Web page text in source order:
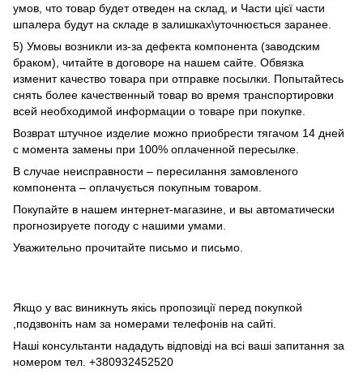
умов, что товар будет отведен на склад, и Части цієї части
шпалера будут на складе в залишках\уточнюється заранее.
5) Умовы возникли из-за дефекта компонента (заводским
браком), читайте в договоре на нашем сайте. Обвязка
изменит качество товара при отправке посылки. Попытайтесь
снять более качественный товар во время транспортировки
всей необходимой информации о товаре при покупке.
Возврат штучное изделие можно приобрести тягачом 14 дней
с момента замены при 100% оплаченной пересылке.
В случае неисправности – пересилання замовленого
компонента – оплачується покупным товаром.
Покупайте в нашем интернет-магазине, и вы автоматически
прогнозируете погоду с нашими умами.
Уважительно прочитайте письмо и письмо.
Якщо у вас виникнуть якісь пропозиції перед покупкой
,подзвоніть нам за номерами телефонів на сайті.
Наші консультанти нададуть відповіді на всі ваші запитання за
номером тел. +380932452520